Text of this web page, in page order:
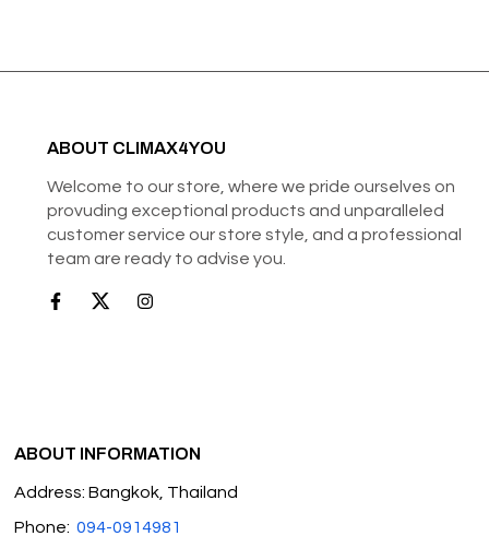
ABOUT CLIMAX4YOU
Welcome to our store, where we pride ourselves on
provuding exceptional products and unparalleled
customer service our store style, and a professional
team are ready to advise you.
ABOUT INFORMATION
Address: Bangkok, Thailand
Phone: 094-0914981